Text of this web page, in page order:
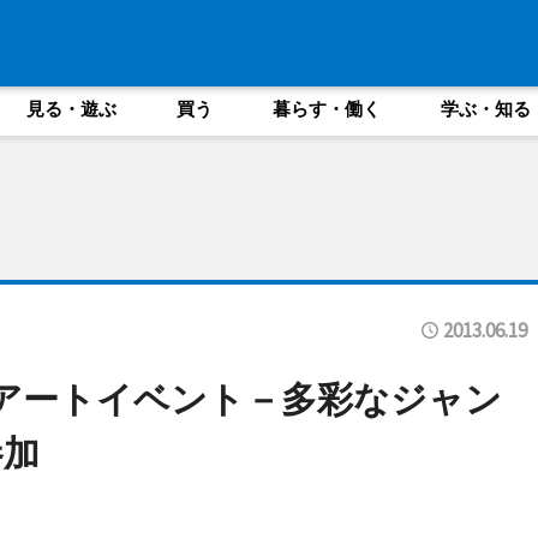
見る・遊ぶ 買う 暮らす・働く 学ぶ・知る
2013.06.19
ートイベント－多彩なジャン